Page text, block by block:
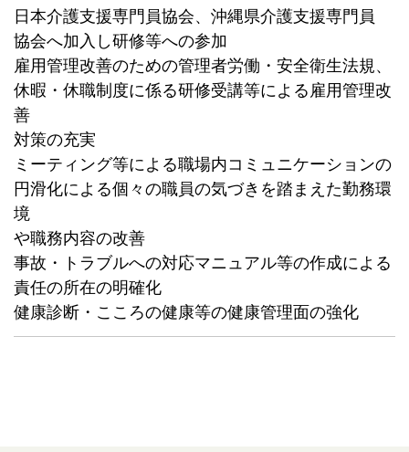
日本介護支援専門員協会、沖縄県介護支援専門員
協会へ加入し研修等への参加
雇用管理改善のための管理者労働・安全衛生法規、
休暇・休職制度に係る研修受講等による雇用管理改
善
対策の充実
ミーティング等による職場内コミュニケーションの
円滑化による個々の職員の気づきを踏まえた勤務環
境
や職務内容の改善
事故・トラブルへの対応マニュアル等の作成による
責任の所在の明確化
健康診断・こころの健康等の健康管理面の強化